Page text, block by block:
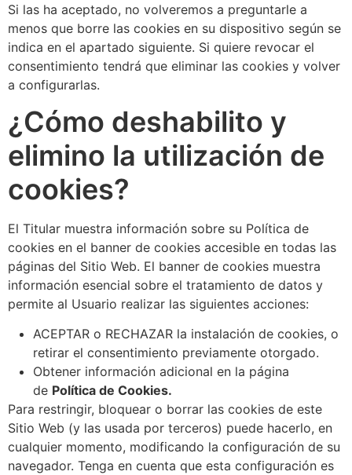
Si las ha aceptado, no volveremos a preguntarle a
menos que borre las cookies en su dispositivo según se
indica en el apartado siguiente. Si quiere revocar el
consentimiento tendrá que eliminar las cookies y volver
a configurarlas.
¿Cómo deshabilito y
elimino la utilización de
cookies?
El Titular muestra información sobre su Política de
cookies en el banner de cookies accesible en todas las
páginas del Sitio Web. El banner de cookies muestra
información esencial sobre el tratamiento de datos y
permite al Usuario realizar las siguientes acciones:
ACEPTAR o RECHAZAR la instalación de cookies, o
retirar el consentimiento previamente otorgado.
Obtener información adicional en la página
de Política de Cookies.
Para restringir, bloquear o borrar las cookies de este
Sitio Web (y las usada por terceros) puede hacerlo, en
cualquier momento, modificando la configuración de su
navegador. Tenga en cuenta que esta configuración es